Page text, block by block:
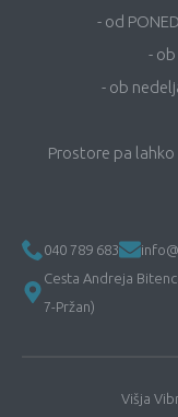
- od
-
- ob
Prostore pa
040 789 683
Cesta Andreja
7-Pržan)
Višja